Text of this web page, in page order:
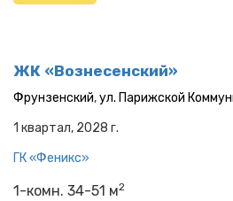
ЖК «Вознесенский»
Фрунзенский,ул. Парижской
1 квартал, 2028 г.
ГК «Феникс»
1-комн. 34-51 м2